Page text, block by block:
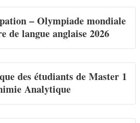
– Olympiade mondiale
de langue anglaise 2026
des étudiants de Master 1
Analytique